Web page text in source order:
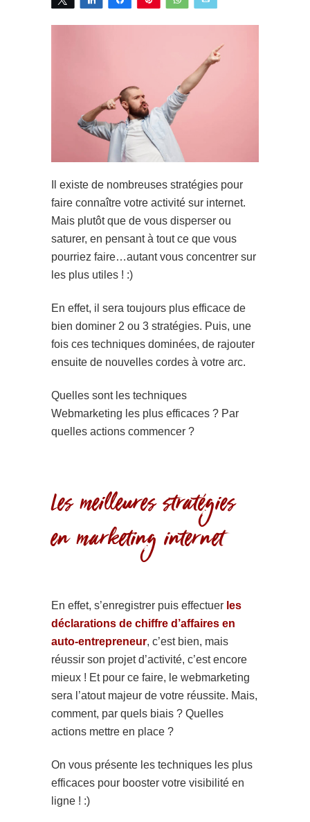
Il existe de nombreuses stratégies pour
faire connaître votre activité sur internet.
Mais plutôt que de vous disperser ou
saturer, en pensant à tout ce que vous
pourriez faire…autant vous concentrer sur
les plus utiles ! :)
En effet, il sera toujours plus efficace de
bien dominer 2 ou 3 stratégies. Puis, une
fois ces techniques dominées, de rajouter
ensuite de nouvelles cordes à votre arc.
Quelles sont les techniques
Webmarketing les plus efficaces ? Par
quelles actions commencer ?
Les meilleures stratégies
en marketing internet
En effet, s’enregistrer puis effectuer les
déclarations de chiffre d’affaires en
auto-entrepreneur, c’est bien, mais
réussir son projet d’activité, c’est encore
mieux ! Et pour ce faire, le webmarketing
sera l’atout majeur de votre réussite. Mais,
comment, par quels biais ? Quelles
actions mettre en place ?
On vous présente les techniques les plus
efficaces pour booster votre visibilité en
ligne ! :)